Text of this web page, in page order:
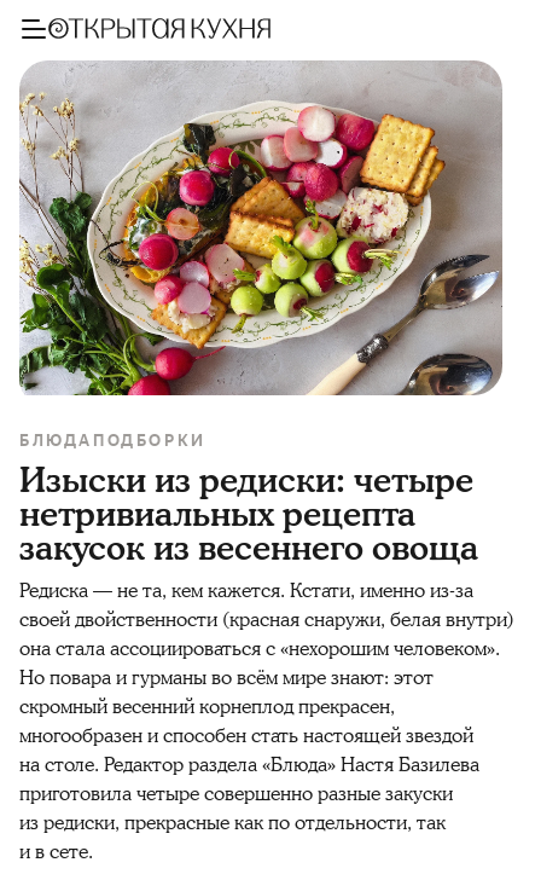
БЛЮДА ПОДБОРКИ
Изыски из редиски: четыре
нетривиальных рецепта
закусок из весеннего овоща
Редиска — не та, кем кажется. Кстати, именно из-за
своей двойственности (красная снаружи, белая внутри)
она стала ассоциироваться с «нехорошим человеком».
Но повара и гурманы во всём мире знают: этот
скромный весенний корнеплод прекрасен,
многообразен и способен стать настоящей звездой
на столе. Редактор раздела «Блюда» Настя Базилева
приготовила четыре совершенно разные закуски
из редиски, прекрасные как по отдельности, так
и в сете.